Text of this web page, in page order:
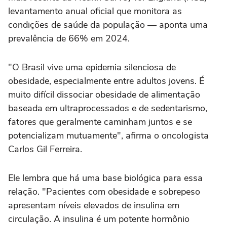
levantamento anual oficial que monitora as
condições de saúde da população — aponta uma
prevalência de 66% em 2024.
"O Brasil vive uma epidemia silenciosa de
obesidade, especialmente entre adultos jovens. É
muito difícil dissociar obesidade de alimentação
baseada em ultraprocessados e de sedentarismo,
fatores que geralmente caminham juntos e se
potencializam mutuamente", afirma o oncologista
Carlos Gil Ferreira.
Ele lembra que há uma base biológica para essa
relação. "Pacientes com obesidade e sobrepeso
apresentam níveis elevados de insulina em
circulação. A insulina é um potente hormônio